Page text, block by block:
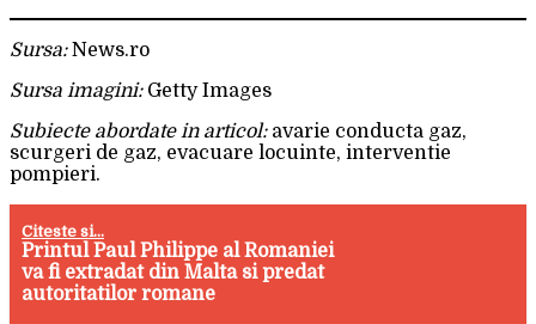
Sursa:News.ro
Sursa imagini:Getty Images
Subiecte abordate in articol:avarie conducta gaz,
scurgeri de gaz, evacuare locuinte, interventie
pompieri.
Citeste si...
Printul Paul Philippe al Romaniei
va fi extradat din Malta si predat
autoritatilor romane